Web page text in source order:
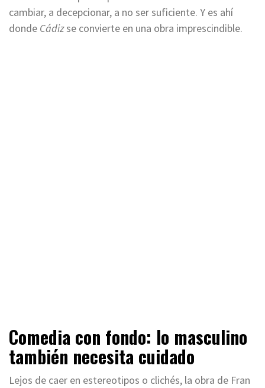
cambiar, a decepcionar, a no ser suficiente. Y es ahí
donde Cádizse convierte en una obra imprescindible.
Comedia con fondo: lo masculino
también necesita cuidado
Lejos de caer en estereotipos o clichés, la obra de Fran